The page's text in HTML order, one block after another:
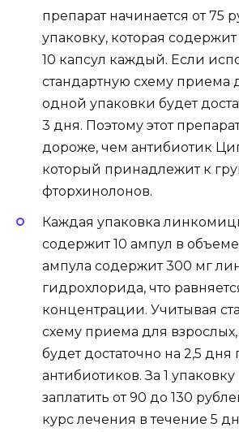
препарат начинается от 75
упаковку, которая
10 капсул каждый. Если
стандартную схему приема
одной упаковки будет
3 дня. Поэтому этот
дороже, чем антибиотик
который принадлежит к
фторхинолонов.
Каждая упаковка
содержит 10 ампул в
ампула содержит 300 мг
гидрохлорида, что
концентрации. Учитывая
схему приема для взрослых,
будет достаточно на 2,5
антибиотиков. За 1
заплатить от 90 до 130
курс лечения в течение 5